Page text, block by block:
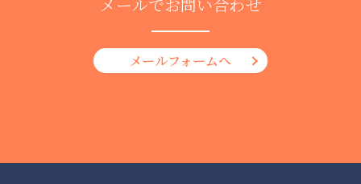
メールフォームへ